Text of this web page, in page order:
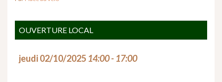
OUVERTURE LOCAL
jeudi 02/10/2025 14:00 - 17:00